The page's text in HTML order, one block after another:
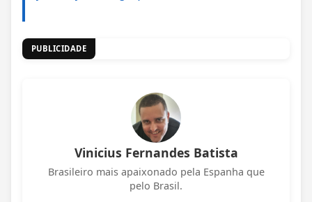
PUBLICIDADE
Vinicius Fernandes Batista
Brasileiro mais apaixonado pela Espanha que
pelo Brasil.